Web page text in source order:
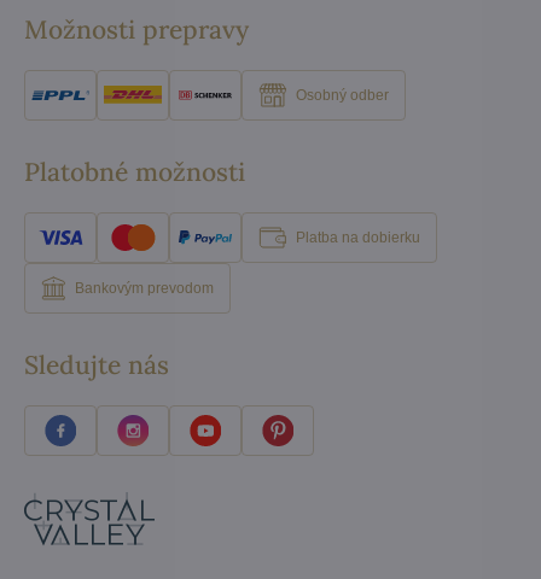
Možnosti prepravy
Osobný odber
Platobné možnosti
Platba na dobierku
Bankovým prevodom
Sledujte nás